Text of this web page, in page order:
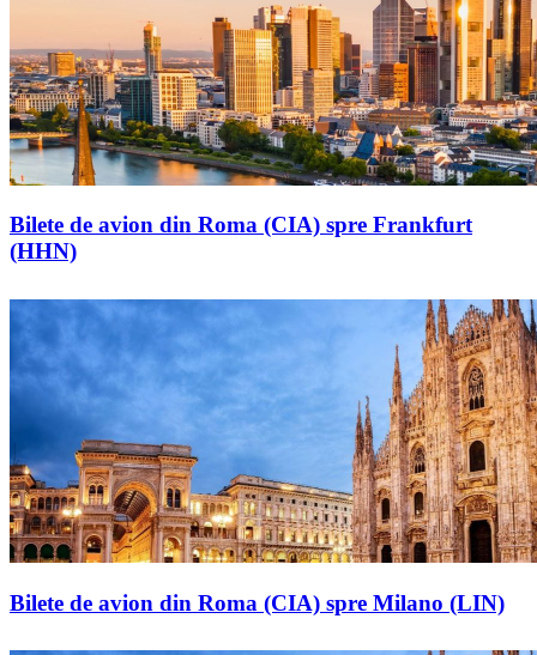
Bilete de avion din Roma (CIA) spre Frankfurt
(HHN)
Bilete de avion din Roma (CIA) spre Milano (LIN)